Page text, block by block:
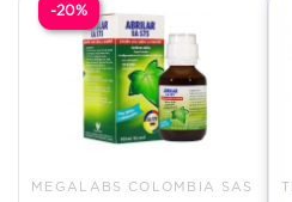
MEGALABS COLOMBIA SAS
-20%